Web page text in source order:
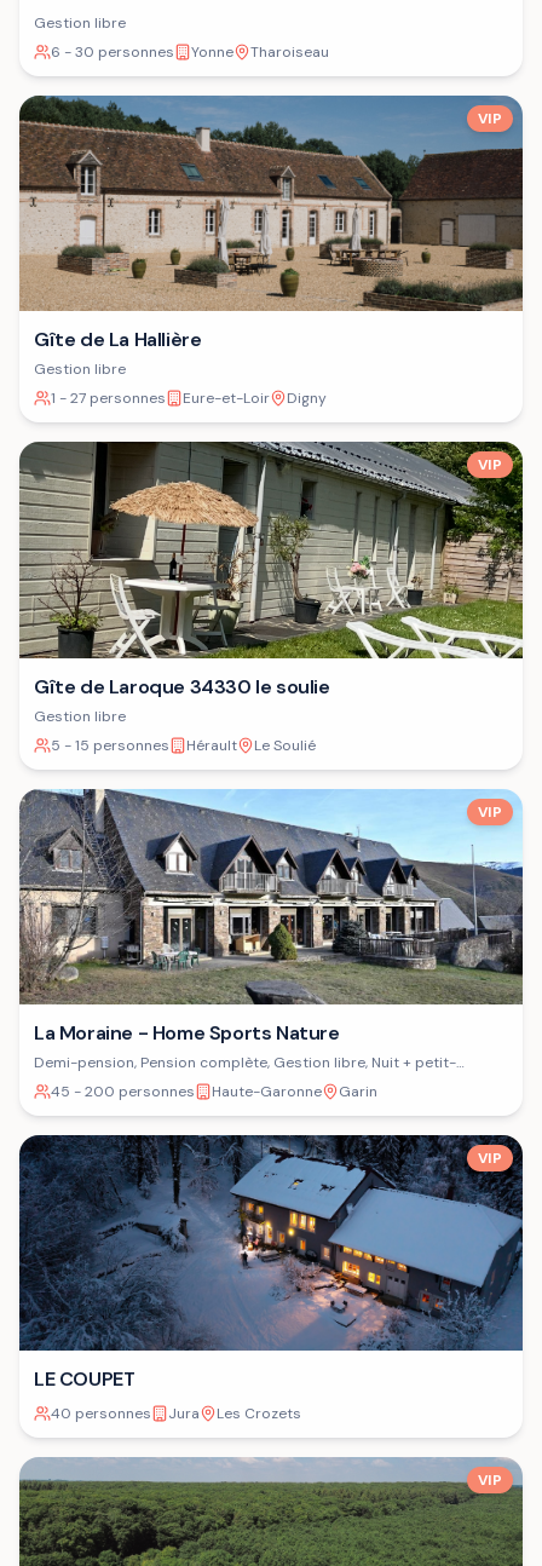
Gestion libre
6 - 30 personnes
Yonne Tharoiseau
VIP
Gîte de La Hallière
Gestion libre
1 - 27 personnes
Eure-et-Loir Digny
VIP
Gîte de Laroque 34330 le soulie
Gestion libre
5 - 15 personnes
Hérault Le Soulié
VIP
La Moraine - Home Sports Nature
Demi-pension, Pension complète, Gestion libre, Nuit + petit-
déjeuner
45 - 200 personnes Haute-Garonne Garin
VIP
LE COUPET
40 personnes Jura Les Crozets
VIP